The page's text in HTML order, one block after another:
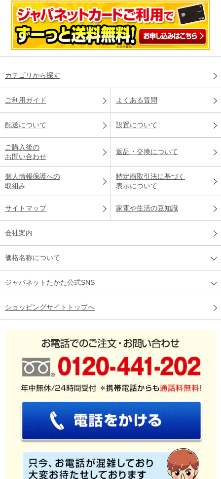
カテゴリから探す
ご利用ガイド よくある質問
配送について 設置について
ご購入後の
お問い合わせ
返品・交換について
個人情報保護への
取組み
特定商取引法に基づく
表示について
サイトマップ 家電や生活の豆知識
会社案内
価格名称について
ジャパネットたかた公式SNS
ショッピングサイトトップへ